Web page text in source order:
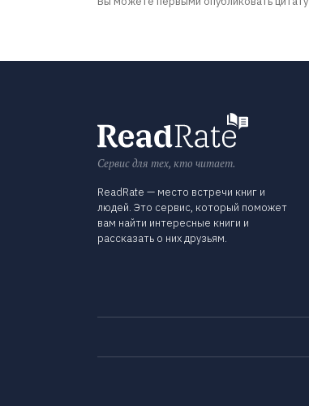
Сервис для тех, кто читает.
ReadRate — место встречи книг и
людей. Это сервис, который поможет
вам найти интересные книги и
рассказать о них друзьям.